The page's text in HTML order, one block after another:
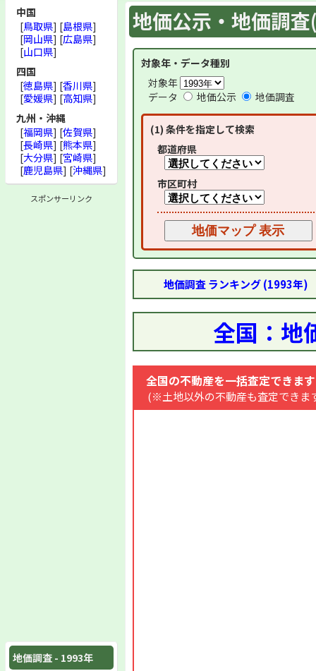
地価公示・地価調
対象年・データ種別
対象年
データ
地価公示 地価調査
(1) 条件を指定して検索
都道府県
市区町村
地価調査 ランキング (1993年)
全国：地
全国の不動産を一括査定できま
(※土地以外の不動産も査定できま
中国
[鳥取県] [島根県]
[岡山県] [広島県]
[山口県]
四国
[徳島県] [香川県]
[愛媛県] [高知県]
九州・沖縄
[福岡県] [佐賀県]
[長崎県] [熊本県]
[大分県] [宮崎県]
[鹿児島県] [沖縄県]
スポンサーリンク
地価調査 - 1993年